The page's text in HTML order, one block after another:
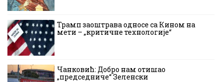
Трамп заоштрава односе са Кином на
мети – „критичне технологије“
Чанковић: Добро нам отишао
„председниче“ Зеленски